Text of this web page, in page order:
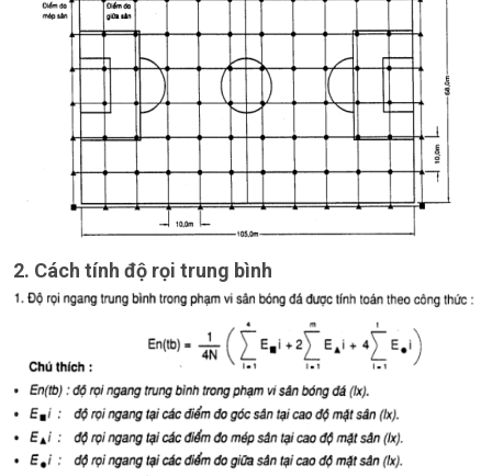
2. Cách tính độ rọi trung bình